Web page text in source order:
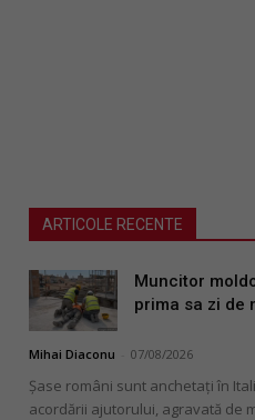
ARTICOLE RECENTE
Muncitor
prima sa zi de
Mihai Diaconu 07/08/2026
Șase români sunt anchetați în
acordării ajutorului, agravată de